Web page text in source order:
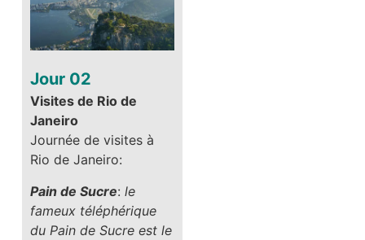
Jour 02
Visites de Rio de
Janeiro
Journée de visites à
Rio de Janeiro:
Pain de Sucre: le
fameux téléphérique
du Pain de Sucre est le